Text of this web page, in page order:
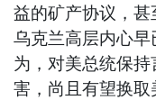
益的矿产协议，
乌克兰高层内心
为，对美总统保
害，尚且有望换取